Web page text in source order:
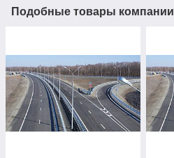
Подобные товары компании